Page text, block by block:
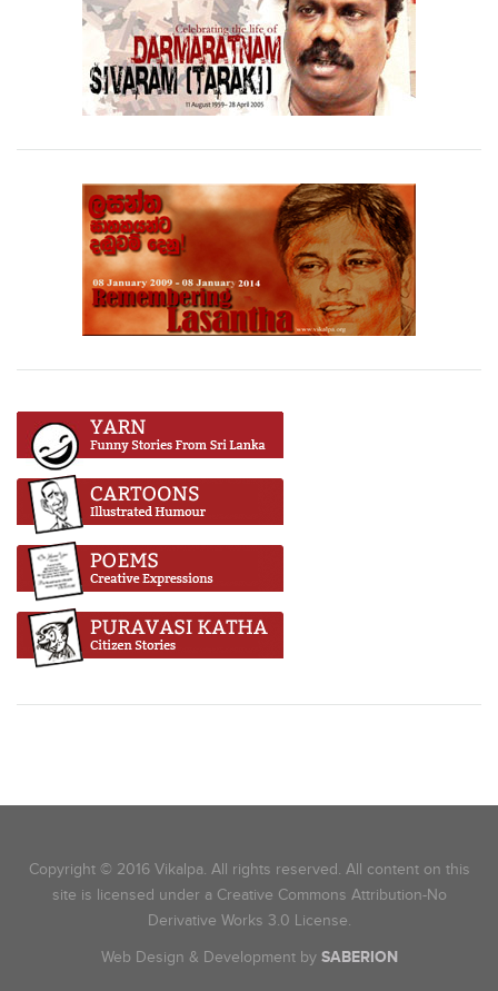
Copyright © 2016 Vikalpa. All rights reserved. All content on this
site is licensed under a Creative Commons Attribution-No
Derivative Works 3.0 License.
Web Design & Development by SABERION